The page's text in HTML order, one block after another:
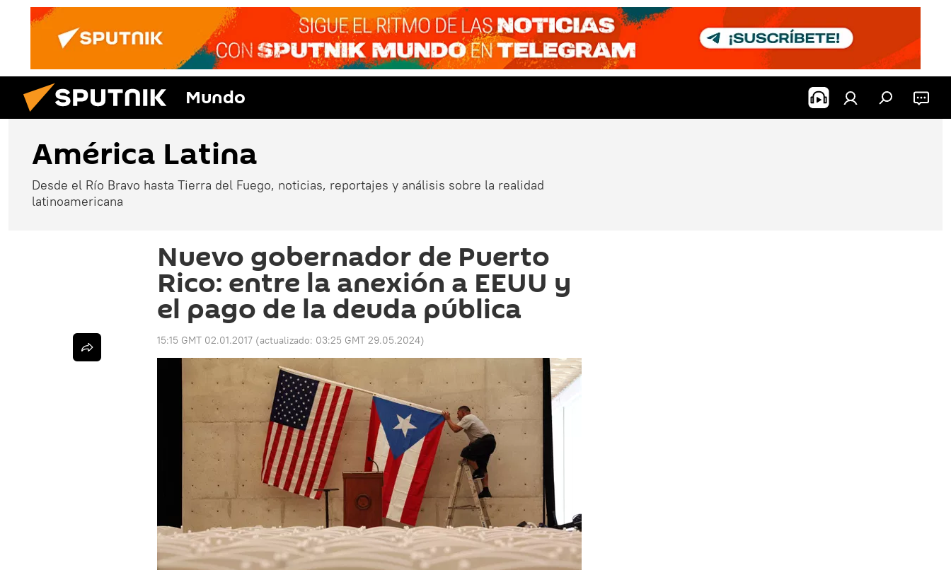
Mundo
América Latina
Desde el Río Bravo hasta Tierra del Fuego, noticias, reportajes y análisis sobre la realidad
latinoamericana
Nuevo gobernador de Puerto
Rico: entre la anexión a EEUU y
el pago de la deuda pública
15:15 GMT 02.01.2017 (actualizado: 03:25 GMT 29.05.2024)